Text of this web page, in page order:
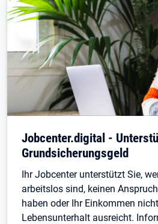
Jobcenter.digital -
Grundsicherungsgeld
Ihr Jobcenter unterstützt Sie,
arbeitslos sind, keinen
haben oder Ihr Einkommen
Lebensunterhalt ausreicht.